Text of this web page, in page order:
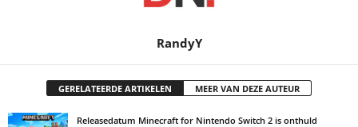
RandyY
GERELATEERDE ARTIKELEN MEER VAN DEZE AUTEUR
Releasedatum Minecraft for Nintendo Switch 2 is onthuld